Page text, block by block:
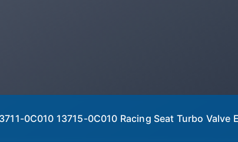
0C010 13715-0C010 Racing Seat Turbo Valve